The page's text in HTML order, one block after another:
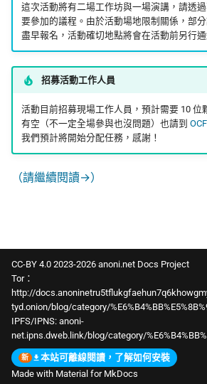
這次活動將有二場工作坊與一場演講，請透
要參加的議程。由於活動場地限制關係，部
盡早報名，活動確切地點將會在活動前另行通
招募活動工作人員
活動目前招募現場工作人員，預計需要 10 位
有空（不一定全場參與也沒問題）也請到
我們預計將開始分配任務，感謝！
（請繼續閱讀→）
CC-BY 4.0 2023-2026 anoni.net Docs Project
Tor：
http://
tyd.onion/blog/category/
IPFS/IPNS: anoni-
net.ipns.dweb.link/blog/category/
本站可離線閱讀，了解如何安裝
Made with Material for MkDocs